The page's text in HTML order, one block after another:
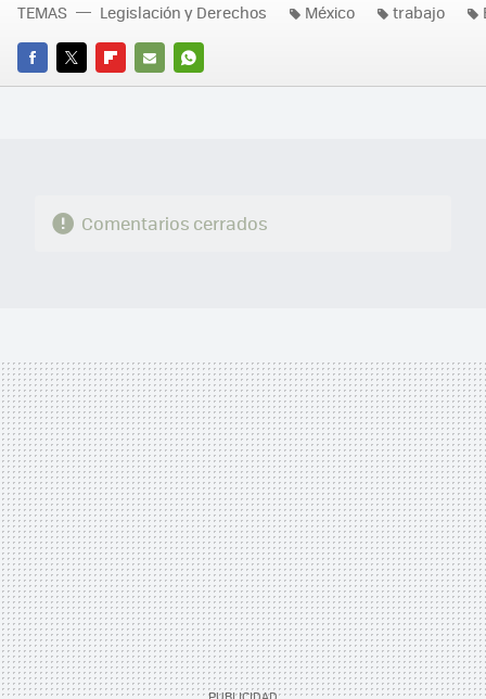
FACEBOOK
TWITTERFLIPBOARD
E-
WHATSAPP
TEMAS Legislación y Derechos México trabajo
Comentarios cerrados